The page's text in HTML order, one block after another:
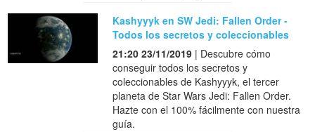
Kashyyyk en SW Jedi: Fallen Order -
Todos los secretos y coleccionables
21:20 23/11/2019 | Descubre cómo
conseguir todos los secretos y
coleccionables de Kashyyyk, el tercer
planeta de Star Wars Jedi: Fallen Order.
Hazte con el 100% fácilmente con nuestra
guía.